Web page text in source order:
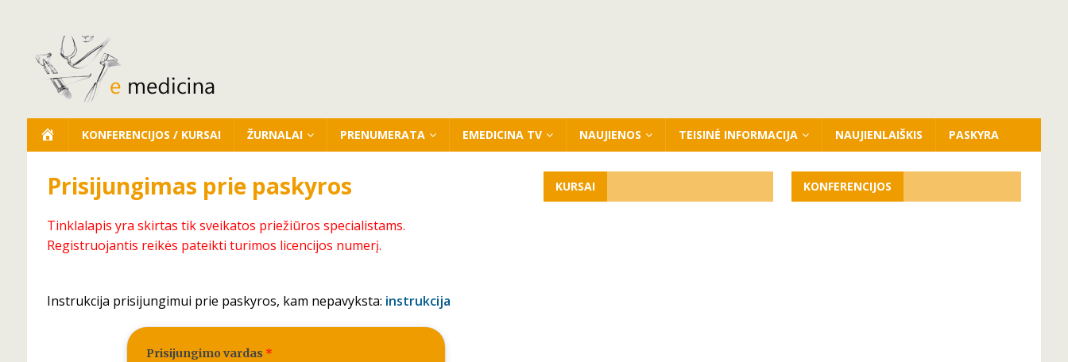
KONFERENCIJOS / KURSAI ŽURNALAI PRENUMERATA EMEDICINA TV NAUJIENOS TEISINĖ INFORMACIJA NAUJIENLAIŠKIS PASKYRA
Prisijungimas prie paskyros
Tinklalapis yra skirtas tik sveikatos priežiūros specialistams.
Registruojantis reikės pateikti turimos licencijos numerį.
Instrukcija prisijungimui prie paskyros, kam nepavyksta: instrukcija
Prisijungimo vardas *
KURSAI KONFERENCIJOS